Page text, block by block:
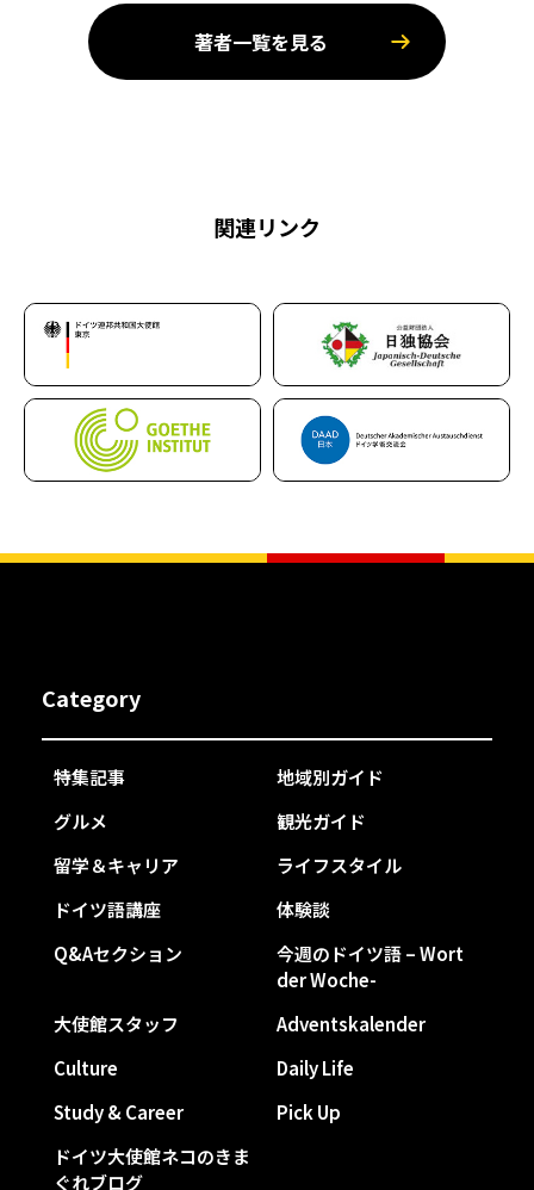
著者一覧を見る
関連リンク
Category
特集記事
地域別ガイド
グルメ
観光ガイド
留学＆キャリア
ライフスタイル
ドイツ語講座
体験談
Q&Aセクション
今週のドイツ語 – Wort
der Woche-
大使館スタッフ
Adventskalender
Culture
Daily Life
Study & Career
Pick Up
ドイツ大使館ネコのきま
ぐれブログ